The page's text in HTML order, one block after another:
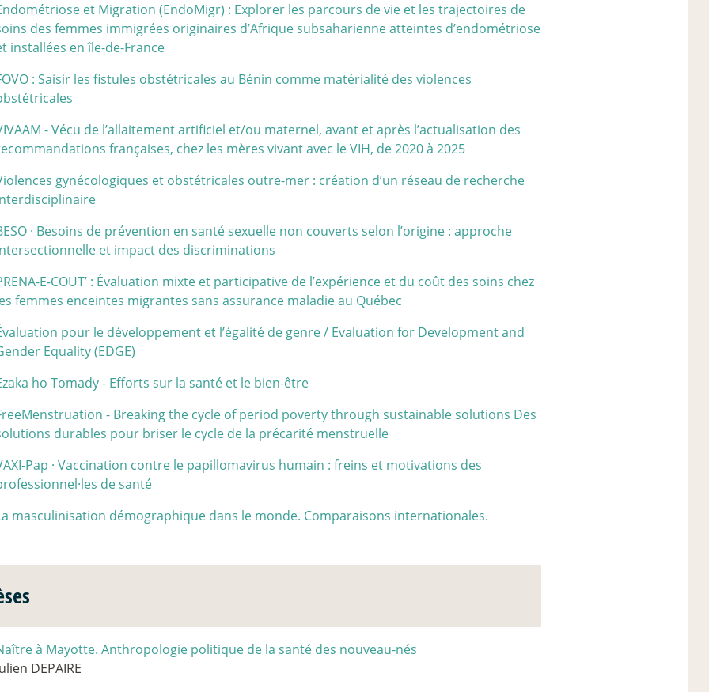
et Migration (EndoMigr) : Explorer les parcours de vie et les trajectoires de
des femmes immigrées originaires d’Afrique subsaharienne atteintes d’endométriose
installées en île-de-France
: Saisir les fistules obstétricales au Bénin comme matérialité des violences
- Vécu de l’allaitement artificiel et/ou maternel, avant et après l’actualisation des
françaises, chez les mères vivant avec le VIH, de 2020 à 2025
gynécologiques et obstétricales outre-mer : création d’un réseau de recherche
· Besoins de prévention en santé sexuelle non couverts selon l’origine : approche
et impact des discriminations
E-COUT’ : Évaluation mixte et participative de l’expérience et du coût des soins chez
femmes enceintes migrantes sans assurance maladie au Québec
pour le développement et l’égalité de genre / Evaluation for Development and
Equality (EDGE)
ho Tomady - Efforts sur la santé et le bien-être
- Breaking the cycle of period poverty through sustainable solutions Des
durables pour briser le cycle de la précarité menstruelle
Pap · Vaccination contre le papillomavirus humain : freins et motivations des
·les de santé
masculinisation démographique dans le monde. Comparaisons internationales.
à Mayotte. Anthropologie politique de la santé des nouveau-nés
DEPAIRE